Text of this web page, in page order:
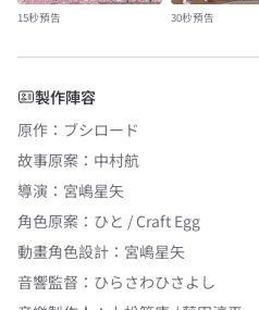
15秒預告 30秒預告
製作陣容
原作 ： ブシロード
故事原案 ： 中村航
導演 ： 宮嶋星矢
角色原案 ： ひと / Craft Egg
動畫角色設計 ： 宮嶋星矢
音響監督 ： ひらさわひさよし